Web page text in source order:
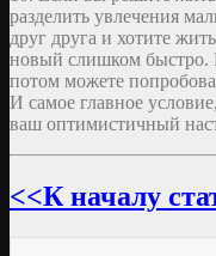
разделить увлечения
друг друга и хотите
новый слишком быстро.
потом можете
И самое главное
ваш оптимистичный
<<К началу